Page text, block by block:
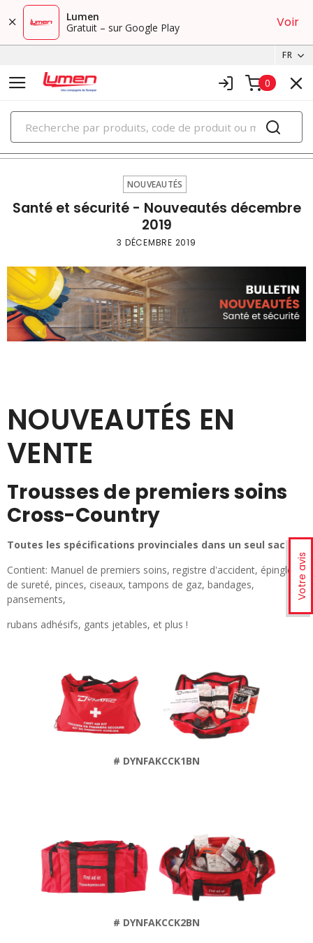
Lumen
Gratuit – sur Google Play
Voir
FR
0
PRODUITS
nouveautés
Votre avis
NOUVEAUTÉS
Santé et sécurité - Nouveautés décembre
2019
3 DÉCEMBRE 2019
NOUVEAUTÉS EN
VENTE
Trousses de premiers soins
Cross-Country
Toutes les spécifications provinciales dans un seul sac
Contient: Manuel de premiers soins, registre d'accident, épingle
de sureté, pinces, ciseaux, tampons de gaz, bandages,
pansements,
rubans adhésifs, gants jetables, et plus !
# DYNFAKCCK1BN
# DYNFAKCCK2BN